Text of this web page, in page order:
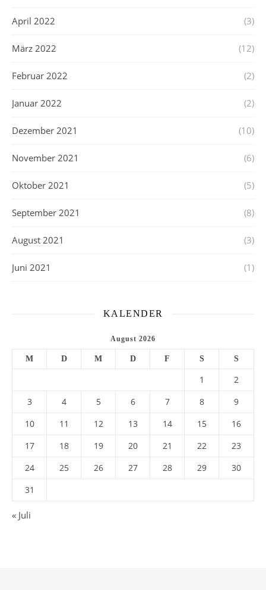
April 2022 (3)
März 2022 (12)
Februar 2022 (2)
Januar 2022 (2)
Dezember 2021 (10)
November 2021 (6)
Oktober 2021 (5)
September 2021 (8)
August 2021 (3)
Juni 2021 (1)
KALENDER
August 2026
M D M D F S S
1
2
3
4 5 6 7 8
9
10
11 12 13 14 15
16
17
18 19 20 21 22
23
24
25 26 27 28 29
30
31
« Juli